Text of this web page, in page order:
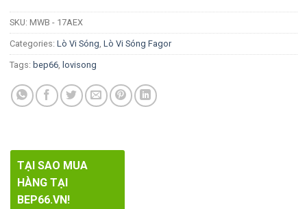
SKU: MWB - 17AEX
Categories: Lò Vi Sóng, Lò Vi Sóng Fagor
Tags: bep66, lovisong
TẠI SAO MUA
HÀNG TẠI
BEP66.VN!